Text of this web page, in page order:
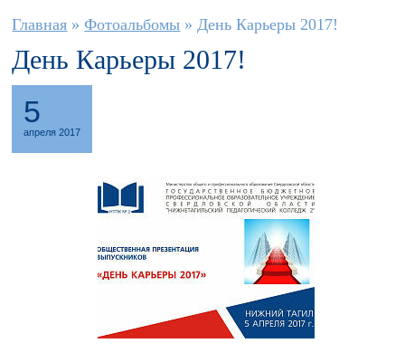
Вы здесь
Главная » Фотоальбомы » День Карьеры 2017!
День Карьеры 2017!
5
апреля 2017